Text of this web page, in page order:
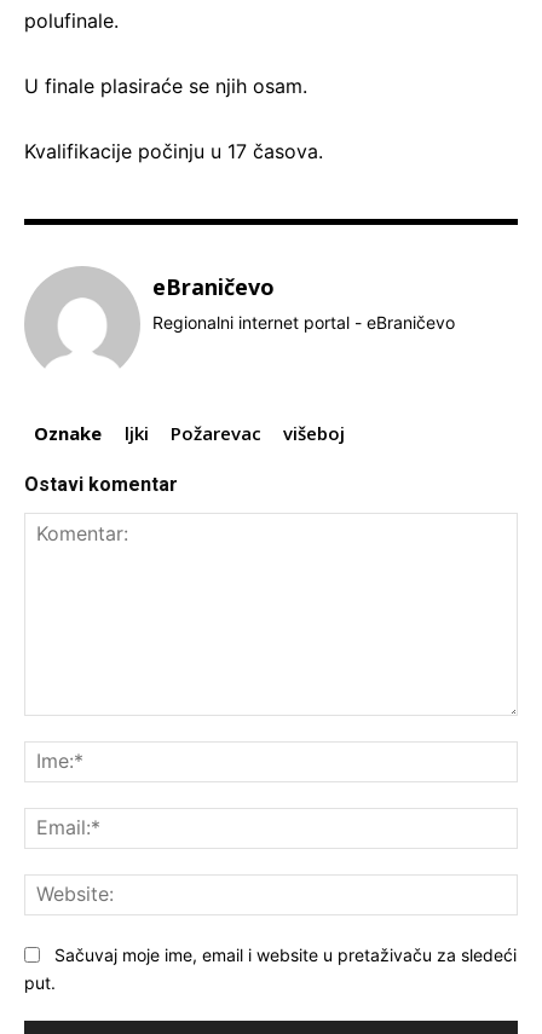
polufinale.
U finale plasiraće se njih osam.
Kvalifikacije počinju u 17 časova.
eBraničevo
Regionalni internet portal - eBraničevo
Oznake ljki Požarevac višeboj
Ostavi komentar
Sačuvaj moje ime, email i website u pretaživaču za sledeći
put.